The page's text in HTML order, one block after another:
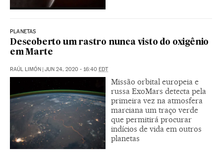
PLANETAS
Descoberto um rastro nunca visto do oxigênio
em Marte
RAÚL LIMÓN JUN 24, 2020 - 16:40 EDT
Missão orbital europeia e
russa ExoMars detecta pela
primeira vez na atmosfera
marciana um traço verde
que permitirá procurar
indícios de vida em outros
planetas